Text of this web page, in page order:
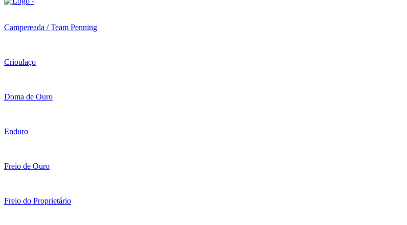
Campereada / Team Penning
Crioulaço
Doma de Ouro
Enduro
Freio de Ouro
Freio do Proprietário